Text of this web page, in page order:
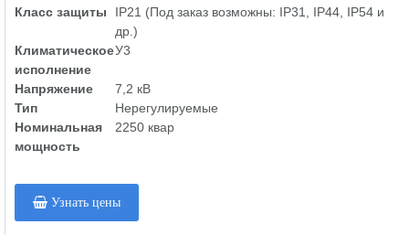
Класс защиты
IP21 (Под заказ возможны: IP31, IP44, IP54 и
др.)
Климатическое
исполнение
У3
Напряжение
7,2 кВ
Тип
Нерегулируемые
Номинальная
мощность
2250 квар
Узнать цены